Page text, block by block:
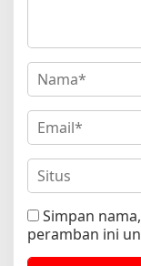
Simpan
peramban ini